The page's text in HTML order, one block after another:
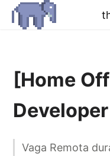
[Home
Developer
Vaga Remota